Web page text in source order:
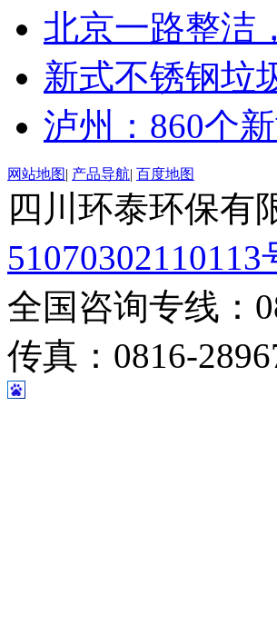
北京一路整洁
新式不锈钢垃
泸州：860个
网站地图 产品导航 百度地图
四川环泰环保有
51070302110113
全国咨询专线：
传真：0816-